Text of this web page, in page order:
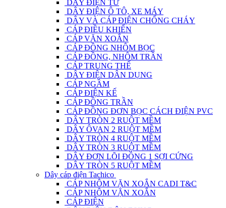
DÂY ĐIỆN TỪ
DÂY ĐIỆN Ô TÔ, XE MÁY
DÂY VÀ CÁP ĐIỆN CHỐNG CHÁY
CÁP ĐIỀU KHIỂN
CÁP VẶN XOẮN
CÁP ĐỒNG NHÔM BỌC
CÁP ĐỒNG, NHÔM TRẦN
CÁP TRUNG THẾ
DÂY ĐIỆN DÂN DỤNG
CÁP NGẦM
CÁP ĐIỆN KẾ
CÁP ĐỒNG TRẦN
CÁP ĐỒNG ĐƠN BỌC CÁCH ĐIỆN PVC
DÂY TRÒN 2 RUỘT MỀM
DÂY ÔVAN 2 RUỘT MỀM
DÂY TRÒN 4 RUỘT MỀM
DÂY TRÒN 3 RUỘT MỀM
DÂY ĐƠN LÕI ĐỒNG 1 SỢI CỨNG
DÂY TRÒN 5 RUỘT MỀM
Dây cáp điện Tachico
CÁP NHÔM VẶN XOẮN CADI T&C
CÁP NHÔM VẶN XOẮN
CÁP ĐIỆN